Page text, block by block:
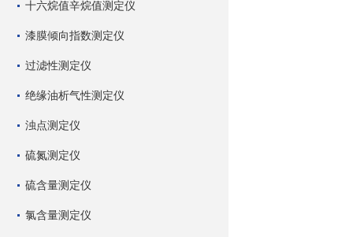
十六烷值辛烷值测定仪
漆膜倾向指数测定仪
过滤性测定仪
绝缘油析气性测定仪
浊点测定仪
硫氮测定仪
硫含量测定仪
氯含量测定仪